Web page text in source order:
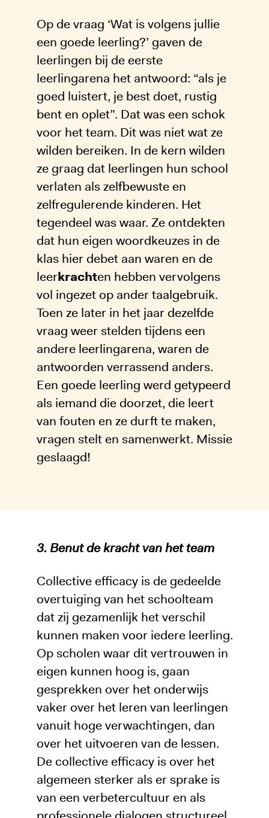
Op de vraag ‘Wat is volgens jullie
een goede leerling?’ gaven de
leerlingen bij de eerste
leerlingarena het antwoord: “als je
goed luistert, je best doet, rustig
bent en oplet”. Dat was een schok
voor het team. Dit was niet wat ze
wilden bereiken. In de kern wilden
ze graag dat leerlingen hun school
verlaten als zelfbewuste en
zelfregulerende kinderen. Het
tegendeel was waar. Ze ontdekten
dat hun eigen woordkeuzes in de
klas hier debet aan waren en de
leerkrachten hebben vervolgens
vol ingezet op ander taalgebruik.
Toen ze later in het jaar dezelfde
vraag weer stelden tijdens een
andere leerlingarena, waren de
antwoorden verrassend anders.
Een goede leerling werd getypeerd
als iemand die doorzet, die leert
van fouten en ze durft te maken,
vragen stelt en samenwerkt. Missie
geslaagd!
3. Benut de kracht van het team
Collective efficacy is de gedeelde
overtuiging van het schoolteam
dat zij gezamenlijk het verschil
kunnen maken voor iedere leerling.
Op scholen waar dit vertrouwen in
eigen kunnen hoog is, gaan
gesprekken over het onderwijs
vaker over het leren van leerlingen
vanuit hoge verwachtingen, dan
over het uitvoeren van de lessen.
De collective efficacy is over het
algemeen sterker als er sprake is
van een verbetercultuur en als